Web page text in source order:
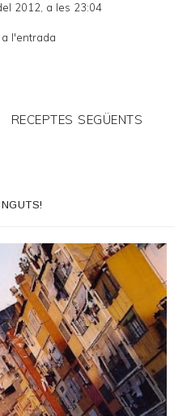
2012, a les 23:04
l'entrada
RECEPTES SEGÜENTS